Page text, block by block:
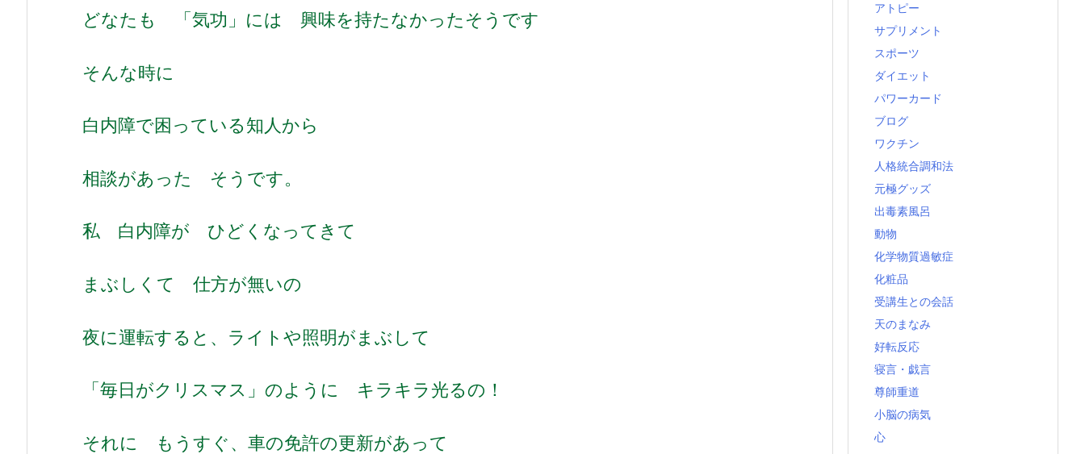
どなたも 「気功」には 興味を持たなかったそうです
そんな時に
白内障で困っている知人から
相談があった そうです。
私 白内障が ひどくなってきて
まぶしくて 仕方が無いの
夜に運転すると、ライトや照明がまぶして
「毎日がクリスマス」のように キラキラ光るの！
それに もうすぐ、車の免許の更新があって
アトピー
サプリメント
スポーツ
ダイエット
パワーカード
ブログ
ワクチン
人格統合調和法
元極グッズ
出毒素風呂
動物
化学物質過敏症
化粧品
受講生との会話
天のまなみ
好転反応
寝言・戯言
尊師重道
小脳の病気
心